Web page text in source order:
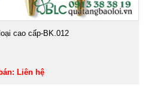
cao cấp-BK.012
Liên hệ